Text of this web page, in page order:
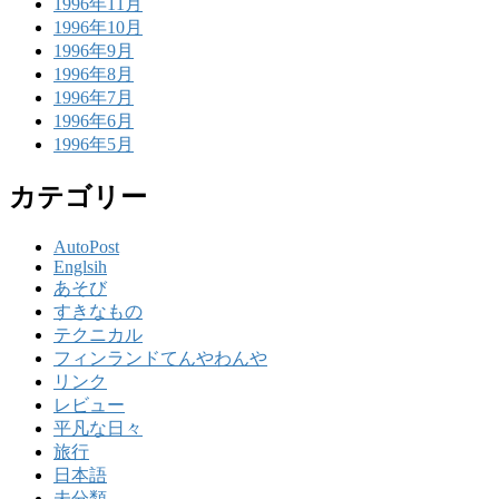
1996年11月
1996年10月
1996年9月
1996年8月
1996年7月
1996年6月
1996年5月
カテゴリー
AutoPost
Englsih
あそび
すきなもの
テクニカル
フィンランドてんやわんや
リンク
レビュー
平凡な日々
旅行
日本語